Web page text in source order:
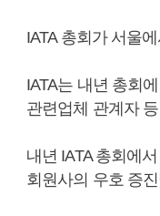
IATA 총회가 서울
IATA는 내년 총회
관련업체 관계자
내년 IATA 총회에
회원사의 우호 증